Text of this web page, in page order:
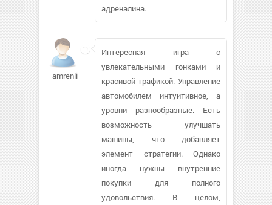
адреналина.
amrenliorg
Интересная игра с
увлекательными гонками и
красивой графикой. Управление
автомобилем интуитивное, а
уровни разнообразные. Есть
возможность улучшать
машины, что добавляет
элемент стратегии. Однако
иногда нужны внутренние
покупки для полного
удовольствия. В целом,